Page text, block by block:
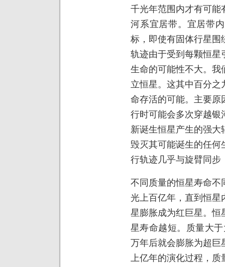
千光年范围内才有可能
河系宜居带。宜居带
标，即使有固体行星围
轨迹由于受到每颗恒星
生命的可能性不大。我
立恒星。这其中百分
命存活的可能。主要原
行时可能会多次穿越银
新诞生恒星产生的强
毁灭其可能诞生的任
行轨迹几乎与旋臂同步
不同质量的恒星寿命不
光上百亿年，直到恒星
星膨胀成为红巨星。恒
星寿命越短。质量大
万年后就会膨胀为超巨
上亿年的演化过程，质